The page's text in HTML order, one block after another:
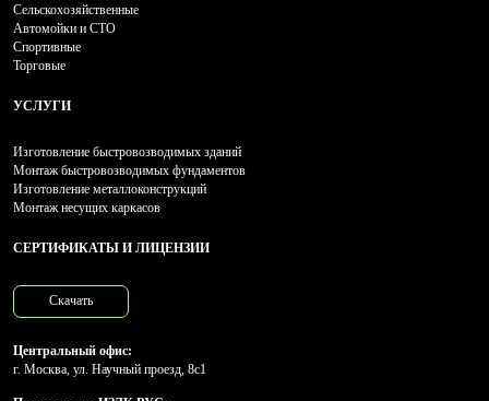
Сельскохозяйственные
Автомойки и СТО
Спортивные
Торговые
УСЛУГИ
Изготовление быстровозводимых зданий
Монтаж быстровозводимых фундаментов
Изготовление металлоконструкций
Монтаж несущих каркасов
СЕРТИФИКАТЫ И ЛИЦЕНЗИИ
Скачать
Центральный офис:
г. Москва, ул. Научный проезд, 8с1